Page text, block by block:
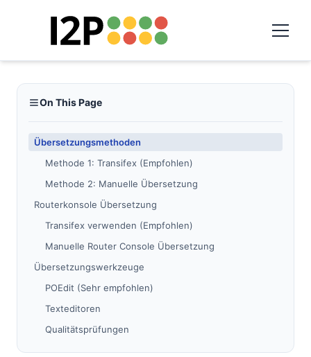
On This Page
Übersetzungsmethoden
Methode 1: Transifex (Empfohlen)
Methode 2: Manuelle Übersetzung
Routerkonsole Übersetzung
Transifex verwenden (Empfohlen)
Manuelle Router Console Übersetzung
Übersetzungswerkzeuge
POEdit (Sehr empfohlen)
Texteditoren
Qualitätsprüfungen